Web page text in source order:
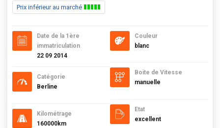
Prix inférieur au marché
Date de la 1ère
immatriculation
22 09 2014
Catégorie
Berline
Kilométrage
160000km
Couleur
blanc
Boite de Vitesse
manuelle
Etat
excellent